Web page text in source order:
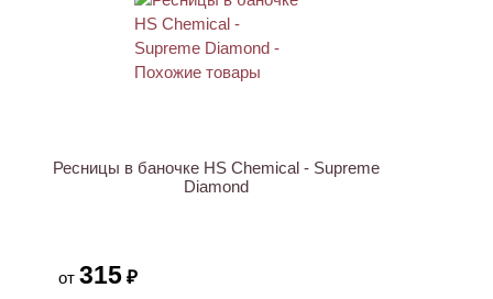
Ресницы в баночке HS Chemical - Supreme
Diamond
от 315 ₽